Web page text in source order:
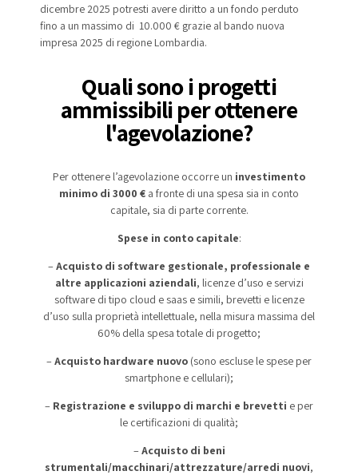
dicembre 2025 potresti avere diritto a un fondo perduto
fino a un massimo di 10.000 € grazie al bando nuova
impresa 2025 di regione Lombardia.
Quali sono i progetti
ammissibili per ottenere
l'agevolazione?
Per ottenere l’agevolazione occorre un investimento
minimo di 3000 € a fronte di una spesa sia in conto
capitale, sia di parte corrente.
Spese in conto capitale:
– Acquisto di software gestionale, professionale e
altre applicazioni aziendali, licenze d’uso e servizi
software di tipo cloud e saas e simili, brevetti e licenze
d’uso sulla proprietà intellettuale, nella misura massima del
60% della spesa totale di progetto;
– Acquisto hardware nuovo (sono escluse le spese per
smartphone e cellulari);
– Registrazione e sviluppo di marchi e brevetti e per
le certificazioni di qualità;
– Acquisto di beni
strumentali/macchinari/attrezzature/arredi nuovi,